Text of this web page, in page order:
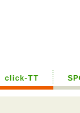
click-TT